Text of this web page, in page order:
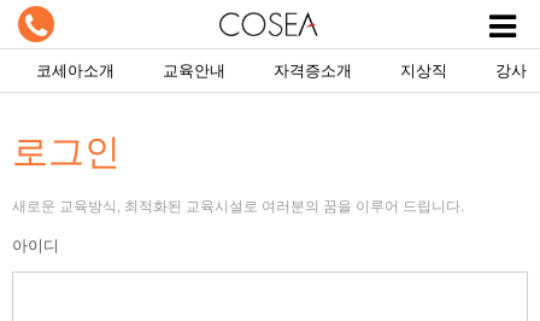
코세아소개 교육안내 자격증소개 지상직 강사
로그인
새로운 교육방식, 최적화된 교육시설로 여러분의 꿈을 이루어 드립니다.
아이디